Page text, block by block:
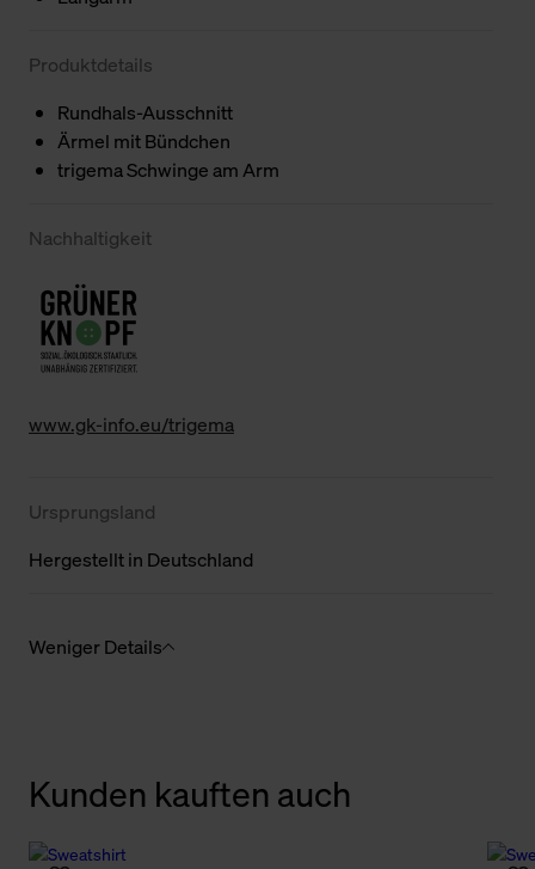
Produktdetails
Rundhals-Ausschnitt
Ärmel mit Bündchen
trigema Schwinge am Arm
Nachhaltigkeit
www.gk-info.eu/trigema
Ursprungsland
Hergestellt in Deutschland
Weniger Details
Kunden kauften auch